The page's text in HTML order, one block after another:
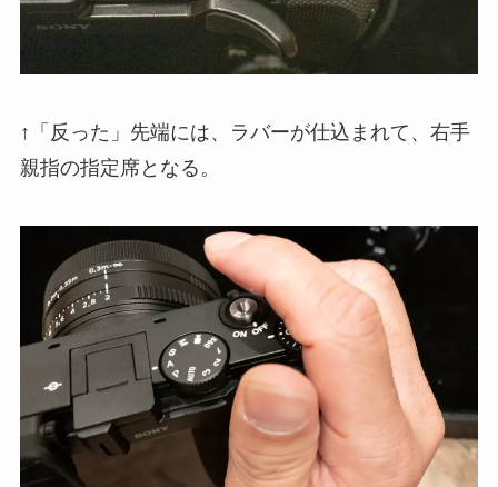
↑「反った」先端には、ラバーが仕込まれて、右手
親指の指定席となる。